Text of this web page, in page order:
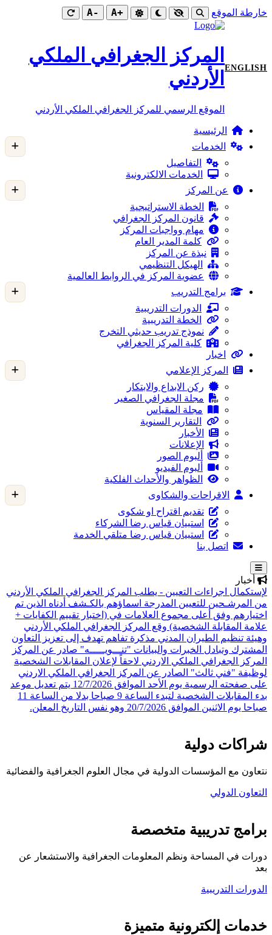
خارطة الموقع +A
-A
ENGLISH
المركز الجغرافي الملكي
الأردني
الموقع الرسمي للمركز الجغرافي الملكي الأردني
الرئيسية
الخدمات
التفاصيل
الخدمات الالكترونية
عن المركز
الخطة الاستراتيجية
قانون المركز الجغرافي
مهام وواجبات المركز
كلمة المدير العام
نبذة عن المركز
الهيكل التنظيمي
عضوية المركز في الروابط العالمية
برامج التدريب
الدورات التدريبية
الخطة التدريبية
نموذج تدريب حديثي التخرج
كلية المركز الجغرافي
اخبار
المركز الإعلامي
ركن الابداع والابتكار
مجلة الجغرافي الصغير
مجلة المقياس
التقارير السنوية
الأخبار
الإعلانات
ألبوم الصور
ألبوم الفيديو
الظواهر والأحداث الفلكية
الاقراحات والشكاوى
تقديم اقتراح او شكوى
استبيان قياس رضا الشركاء
استبيان قياس رضا متلقي الخدمة
اتصل بنا
أخبار
لإستكمال اجراءات التعيين - يطلب المركز الجغرافي الملكي الأردني
من المرشـحين للتعيين المدرجة اسماؤهم بالكـشف أدناه الذين تم
اختيارهم وفق أعلى مجموع العلامات في (اختبار تقييم الكفايات +
علامة المقابلة الشخصية) وقع المركز الجغرافي الملكي الأردني
وهيئة تنظيم الطيران المدني مذكرة تفاهم تهدف إلى تعزيز التعاون
المشترك وتبادل الخبرات والبيانات "تنـــويـــــه" صادر عن المركز
المركز الجغرافي الملكي الاردني لاحقاً لإعلان المقابلات الشخصية
لوظيفة "فني ثالث" الصادر عن المركز الجغرافي الملكي الاردني
على صفحته الرسمية يوم الأحد الموافق 12/7/2026 يتم تعديل موعد
بدء المقابلات الشخصية لتبدء الساعة 9 صباحا بدلا من الساعة 11
صباحا يوم الاثنين الموافق 20/7/2026 وهو نفس التاريخ المعلن.
شراكات دولية
نتعاون مع المؤسسات الدولية في مجال العلوم الجغرافية والفضائية
التعاون الدولي
برامج تدريبية متخصصة
دورات في المساحة ونظم المعلومات الجغرافية والاستشعار عن
بعد
الدورات التدريبية
خدمات إلكترونية متميزة